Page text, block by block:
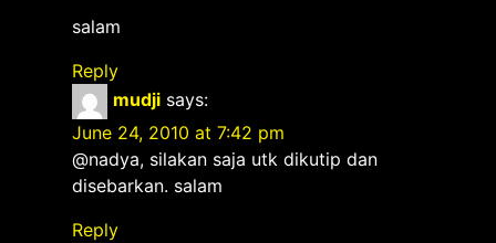
salam
Reply
mudji says:
June 24, 2010 at 7:42 pm
@nadya, silakan saja utk dikutip dan
disebarkan. salam
Reply